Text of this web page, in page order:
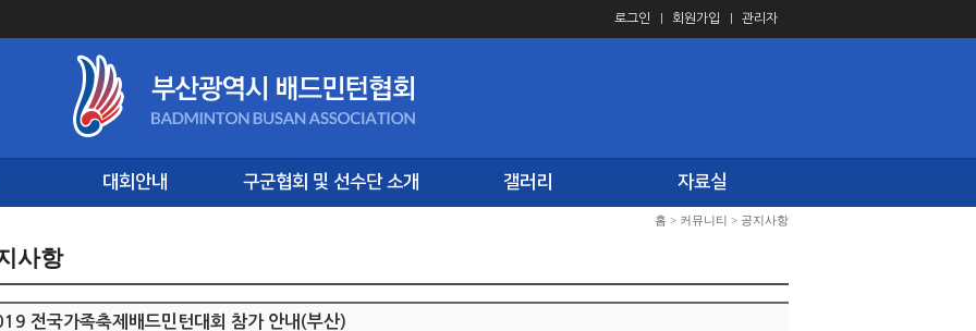
로그인 회원가입 관리자
대회안내 구군협회 및 선수단 소개 갤러리 자료실
홈 > 커뮤니티 > 공지사항
사항
전국가족축제배드민턴대회 참가 안내(부산)